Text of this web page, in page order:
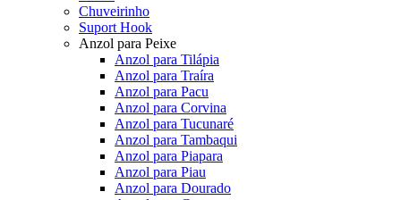
Chuveirinho
Suport Hook
Anzol para Peixe
Anzol para Tilápia
Anzol para Traíra
Anzol para Pacu
Anzol para Corvina
Anzol para Tucunaré
Anzol para Tambaqui
Anzol para Piapara
Anzol para Piau
Anzol para Dourado